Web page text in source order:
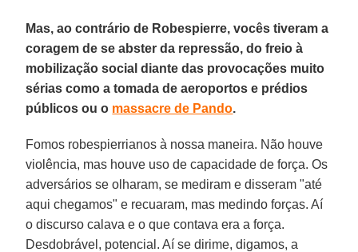
Mas, ao contrário de Robespierre, vocês tiveram a
coragem de se abster da repressão, do freio à
mobilização social diante das provocações muito
sérias como a tomada de aeroportos e prédios
públicos ou o massacre de Pando.
Fomos robespierrianos à nossa maneira. Não houve
violência, mas houve uso de capacidade de força. Os
adversários se olharam, se mediram e disseram "até
aqui chegamos" e recuaram, mas medindo forças. Aí
o discurso calava e o que contava era a força.
Desdobrável, potencial. Aí se dirime, digamos, a